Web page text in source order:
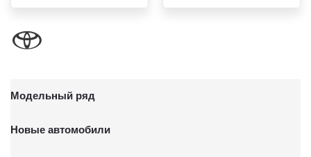
Модельный ряд
Новые автомобили